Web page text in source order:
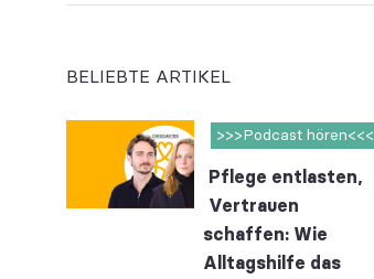
BELIEBTE ARTIKEL
>>>Podcast hören<<<
Pflege entlasten,
Vertrauen
schaffen: Wie
Alltagshilfe das